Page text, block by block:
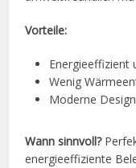
Vorteile:
Energieeffizient
Wenig
Moderne
Wann sinnvoll?
energieeffiziente